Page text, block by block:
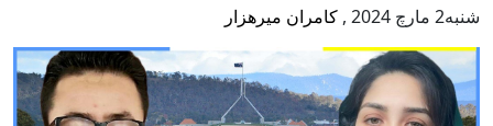
شنبه2 مارچ 2024 , کامران میرهزار